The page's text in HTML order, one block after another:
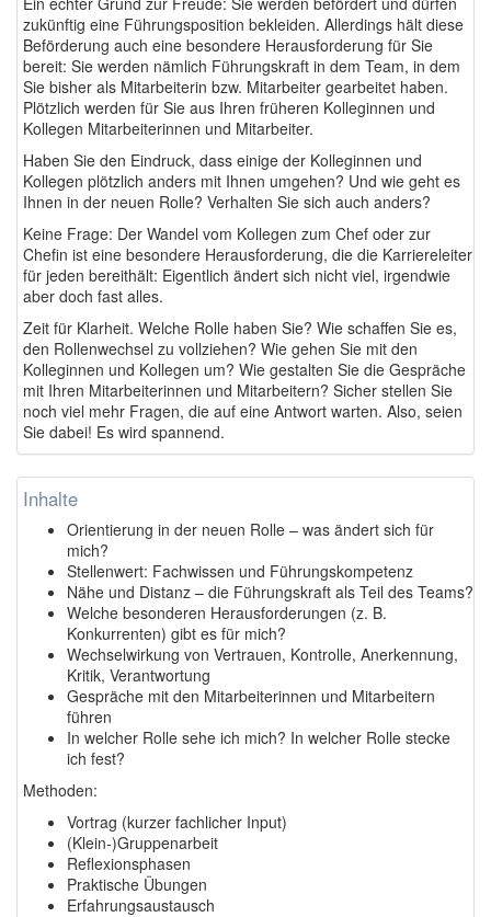
zukünftig eine Führungsposition bekleiden. Allerdings hält diese
Beförderung auch eine besondere Herausforderung für Sie
bereit: Sie werden nämlich Führungskraft in dem Team, in dem
Sie bisher als Mitarbeiterin bzw. Mitarbeiter gearbeitet haben.
Plötzlich werden für Sie aus Ihren früheren Kolleginnen und
Kollegen Mitarbeiterinnen und Mitarbeiter.
Haben Sie den Eindruck, dass einige der Kolleginnen und
Kollegen plötzlich anders mit Ihnen umgehen? Und wie geht es
Ihnen in der neuen Rolle? Verhalten Sie sich auch anders?
Keine Frage: Der Wandel vom Kollegen zum Chef oder zur
Chefin ist eine besondere Herausforderung, die die Karriereleiter
für jeden bereithält: Eigentlich ändert sich nicht viel, irgendwie
aber doch fast alles.
Zeit für Klarheit. Welche Rolle haben Sie? Wie schaffen Sie es,
den Rollenwechsel zu vollziehen? Wie gehen Sie mit den
Kolleginnen und Kollegen um? Wie gestalten Sie die Gespräche
mit Ihren Mitarbeiterinnen und Mitarbeitern? Sicher stellen Sie
noch viel mehr Fragen, die auf eine Antwort warten. Also, seien
Sie dabei! Es wird spannend.
Inhalte
Orientierung in der neuen Rolle – was ändert sich für
mich?
Stellenwert: Fachwissen und Führungskompetenz
Nähe und Distanz – die Führungskraft als Teil des Teams?
Welche besonderen Herausforderungen (z. B.
Konkurrenten) gibt es für mich?
Wechselwirkung von Vertrauen, Kontrolle, Anerkennung,
Kritik, Verantwortung
Gespräche mit den Mitarbeiterinnen und Mitarbeitern
führen
In welcher Rolle sehe ich mich? In welcher Rolle stecke
ich fest?
Methoden:
Vortrag (kurzer fachlicher Input)
(Klein-)Gruppenarbeit
Reflexionsphasen
Praktische Übungen
Erfahrungsaustausch